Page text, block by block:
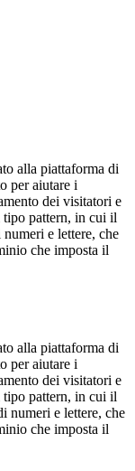
alla piattaforma di
per aiutare i
dei visitatori e
tipo pattern, in cui il
e lettere, che
che imposta il
alla piattaforma di
per aiutare i
dei visitatori e
tipo pattern, in cui il
numeri e lettere, che
che imposta il